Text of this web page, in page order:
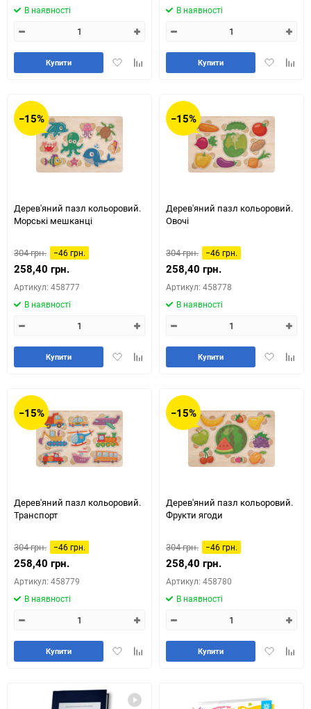
В наявності
ДодатиДодайте
порівняння
Купити
В наявності
Додати
Купити
−15%
Дерев'яний пазл кольоровий.
Морські мешканці
304 грн. −46 грн.
258,40 грн.
Артикул: 458777
В наявності
ДодатиДодайте
порівняння
Купити
−15%
Дерев'яний пазл кольоровий.
Овочі
304 грн. −46 грн.
258,40 грн.
Артикул: 458778
В наявності
Додати
Купити
−15%
Дерев'яний пазл кольоровий.
Транспорт
304 грн. −46 грн.
258,40 грн.
Артикул: 458779
В наявності
ДодатиДодайте
порівняння
Купити
−15%
Дерев'яний пазл кольоровий.
Фрукти ягоди
304 грн. −46 грн.
258,40 грн.
Артикул: 458780
В наявності
Додати
Купити